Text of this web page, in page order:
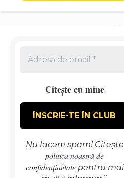
Citește cu mine
Nu facem spam! Citește
politica noastră de
confidențialitatepentru mai